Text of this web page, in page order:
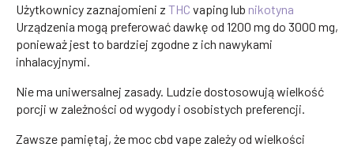
Użytkownicy zaznajomieni z THC vaping lub nikotyna
Urządzenia mogą preferować dawkę od 1200 mg do 3000 mg,
ponieważ jest to bardziej zgodne z ich nawykami
inhalacyjnymi.
Nie ma uniwersalnej zasady. Ludzie dostosowują wielkość
porcji w zależności od wygody i osobistych preferencji.
Zawsze pamiętaj, że moc cbd vape zależy od wielkości